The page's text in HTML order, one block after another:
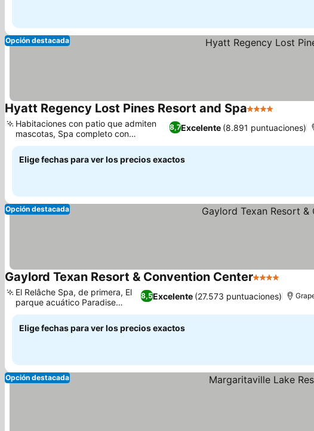
Opción destacada
Hyatt Regency Lost Pines Resort and Spa4 Estrellas
8,7Excelente (8.891 puntuaciones)
Habitaciones con patio que admiten
mascotas, Spa completo con
tratamientos únicos
Elige fechas para ver los precios exactos
Opción destacada
Gaylord Texan Resort & Convention Center4 Estrellas
8,5Excelente (27.573 puntuaciones)
El Relâche Spa, de primera, El
parque acuático Paradise
Springs
Elige fechas para ver los precios exactos
Opción destacada